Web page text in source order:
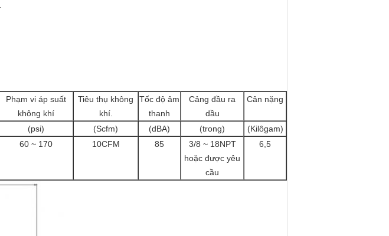
Phạm vi áp suất
không khí
Tiêu thụ không
khí.
Tốc độ âm
thanh
Cảng đầu ra
dầu
Cân nặng
(psi) (Scfm) (dBA) (trong)
(Kilôgam)
60 ~ 170 10CFM 85
3/8 ~ 18NPT
hoặc được yêu
cầu
6,5